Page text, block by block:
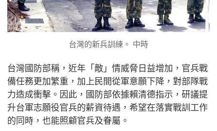
台灣的新兵訓練。 中時
台灣國防部稱，近年「敵」情威脅日益增加，官兵戰
備任務更加繁重，加上民間從軍意願下降，對部隊戰
力造成衝擊。因此，國防部依據賴清德指示，研議提
升台軍志願役官兵的薪資待遇，希望在落實戰訓工作
的同時，也能照顧官兵及眷屬。